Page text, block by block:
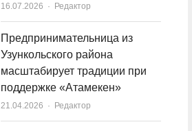
16.07.2026 Author
Редактор
Предпринимательница из
Узункольского района
масштабирует традиции при
поддержке «Атамекен»
21.04.2026 Author
Редактор